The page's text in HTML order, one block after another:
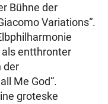
Bühne der
Variations“.
entthronter
der
Me God“.
groteske